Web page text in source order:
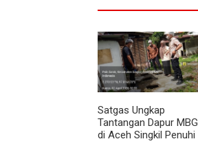
Satgas Ungkap
Tantangan Dapur MBG
di Aceh Singkil Penuhi